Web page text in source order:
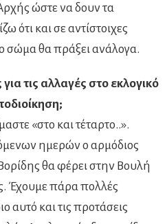
ώστε να δουν τα
ότι και σε αντίστοιχες
σώμα θα πράξει ανάλογα.
τις αλλαγές στο εκλογικό
«στο και τέταρτο..».
ημερών ο αρμόδιος
θα φέρει στην Βουλή
Έχουμε πάρα πολλές
αυτό και τις προτάσεις